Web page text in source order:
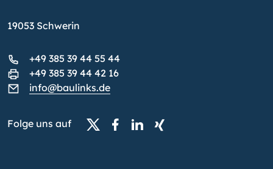
19053 Schwerin
+49 385 39 44 55 44
+49 385 39 44 42 16
info@baulinks.de
Folge uns auf